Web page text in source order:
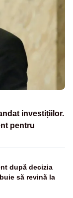
investițiilor.
pentru
după decizia
să revină la